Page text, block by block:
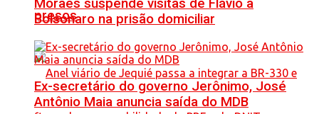
presos
Moraes suspende visitas de Flávio a
Bolsonaro na prisão domiciliar
Ex-secretário do governo Jerônimo, José
Antônio Maia anuncia saída do MDB